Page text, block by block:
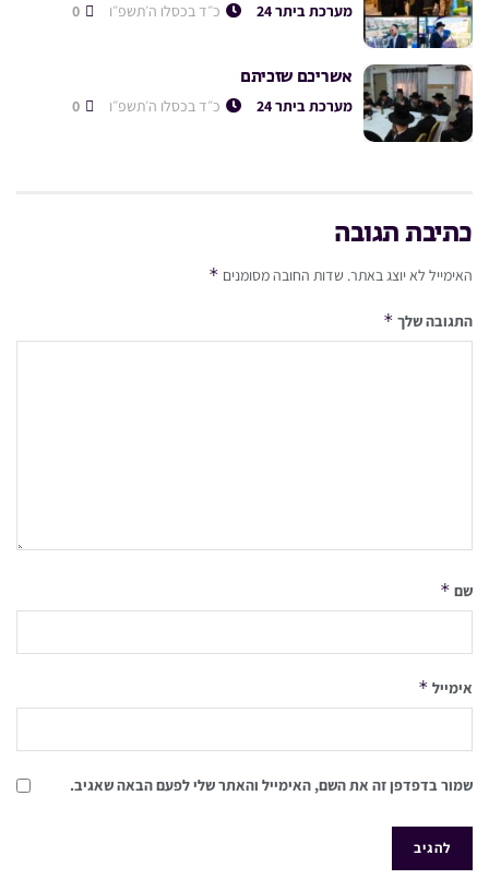
מערכת ביתר 24 כ״ד בכסלו ה׳תשפ״ו
אשריכם שזכיתם
מערכת ביתר 24 כ״ד בכסלו ה׳תשפ״ו
כתיבת תגובה
האימייל לא יוצג באתר. שדות החובה מסומנים *
התגובה שלך *
שם *
אימייל *
שמור בדפדפן זה את השם, האימייל והאתר שלי לפעם הבאה שאגיב.